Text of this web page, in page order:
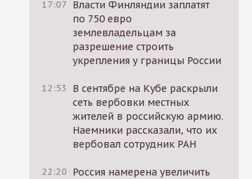
17:07 Власти Финляндии заплатят
по 750 евро
землевладельцам за
разрешение строить
укрепления у границы России
12:53
В сентябре на Кубе раскрыли
сеть вербовки местных
жителей в российскую армию.
Наемники рассказали, что их
вербовал сотрудник РАН
22:20 Россия намерена увеличить